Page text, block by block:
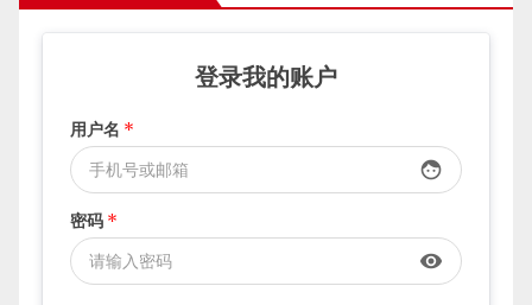
登录我的账户
用户名 *
face
密码 *
visibility